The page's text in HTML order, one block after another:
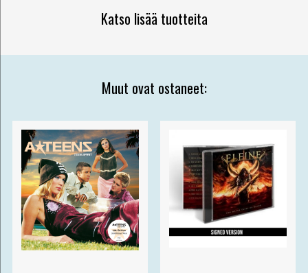
Katso lisää tuotteita
Muut ovat ostaneet: